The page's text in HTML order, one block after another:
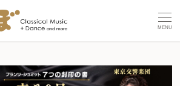
MENU